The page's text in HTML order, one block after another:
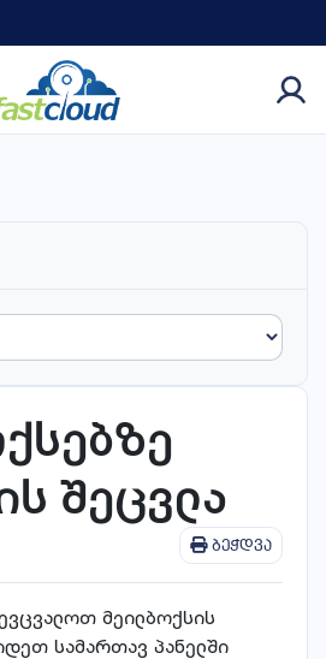
შეცვლა
ბეჭდვა
მეილბოქსის
სამართავ პანელში